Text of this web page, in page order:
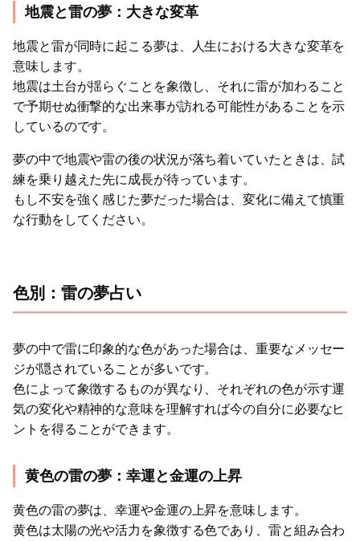
地震と雷の夢：大きな変革
地震と雷が同時に起こる夢は、人生における大きな変革を
意味します。
地震は土台が揺らぐことを象徴し、それに雷が加わること
で予期せぬ衝撃的な出来事が訪れる可能性があることを示
しているのです。
夢の中で地震や雷の後の状況が落ち着いていたときは、試
練を乗り越えた先に成長が待っています。
もし不安を強く感じた夢だった場合は、変化に備えて慎重
な行動をしてください。
色別：雷の夢占い
夢の中で雷に印象的な色があった場合は、重要なメッセー
ジが隠されていることが多いです。
色によって象徴するものが異なり、それぞれの色が示す運
気の変化や精神的な意味を理解すれば今の自分に必要なヒ
ントを得ることができます。
黄色の雷の夢：幸運と金運の上昇
黄色の雷の夢は、幸運や金運の上昇を意味します。
黄色は太陽の光や活力を象徴する色であり、雷と組み合わ